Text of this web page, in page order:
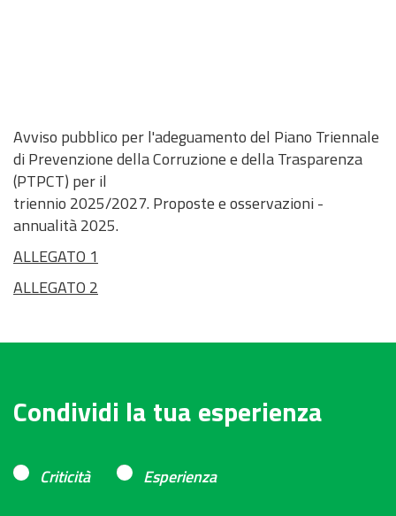
Avviso pubblico per l'adeguamento del Piano Triennale
di Prevenzione della Corruzione e della Trasparenza
(PTPCT) per il
triennio 2025/2027. Proposte e osservazioni -
annualità 2025.
ALLEGATO 1
ALLEGATO 2
Condividi la tua esperienza
Criticità Esperienza